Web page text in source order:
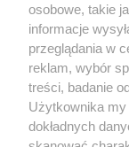
osobowe, takie
informacje
przeglądania w
reklam, wybór
treści, badanie
Użytkownika
dokładnych